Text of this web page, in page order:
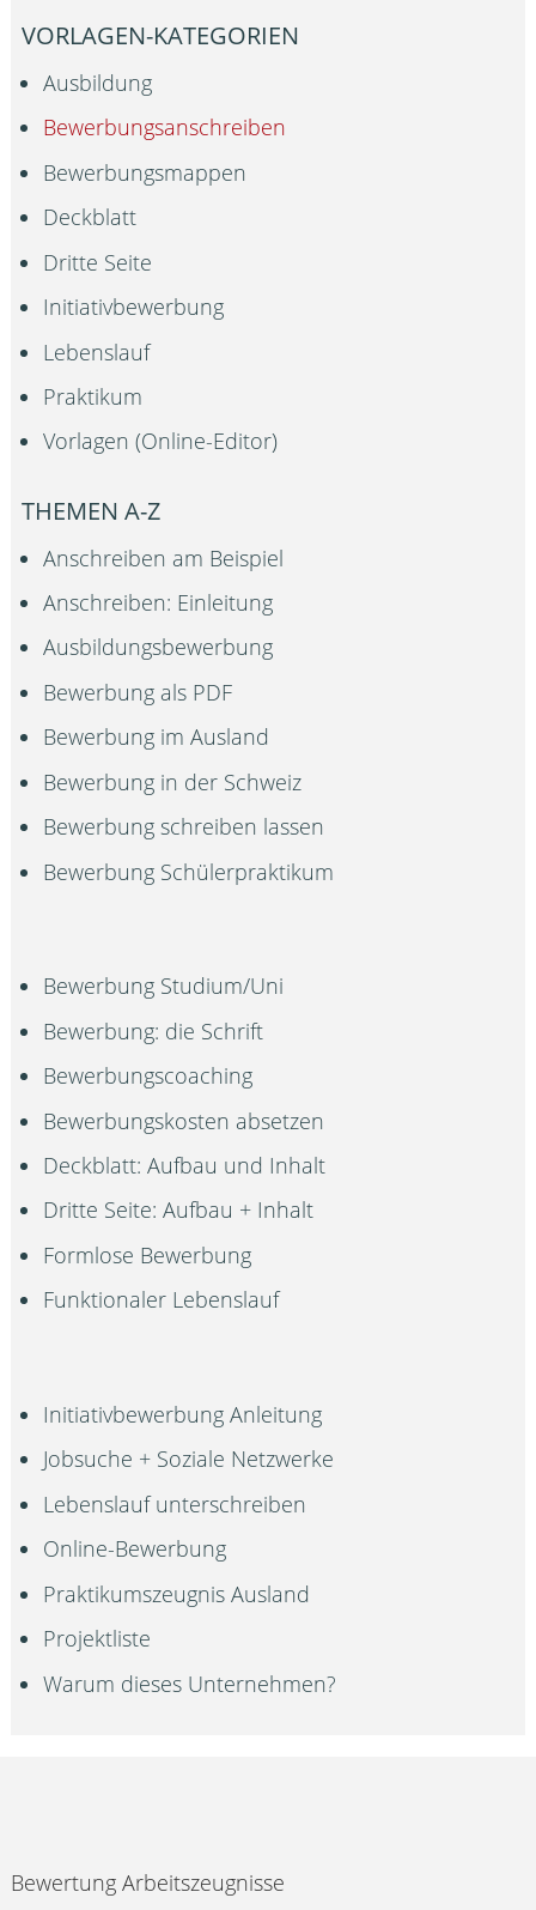
VORLAGEN-KATEGORIEN
Ausbildung
Bewerbungsanschreiben
Bewerbungsmappen
Deckblatt
Dritte Seite
Initiativbewerbung
Lebenslauf
Praktikum
Vorlagen (Online-Editor)
THEMEN A-Z
Anschreiben am Beispiel
Anschreiben: Einleitung
Ausbildungsbewerbung
Bewerbung als PDF
Bewerbung im Ausland
Bewerbung in der Schweiz
Bewerbung schreiben lassen
Bewerbung Schülerpraktikum
Bewerbung Studium/Uni
Bewerbung: die Schrift
Bewerbungscoaching
Bewerbungskosten absetzen
Deckblatt: Aufbau und Inhalt
Dritte Seite: Aufbau + Inhalt
Formlose Bewerbung
Funktionaler Lebenslauf
Initiativbewerbung Anleitung
Jobsuche + Soziale Netzwerke
Lebenslauf unterschreiben
Online-Bewerbung
Praktikumszeugnis Ausland
Projektliste
Warum dieses Unternehmen?
Bewertung Arbeitszeugnisse